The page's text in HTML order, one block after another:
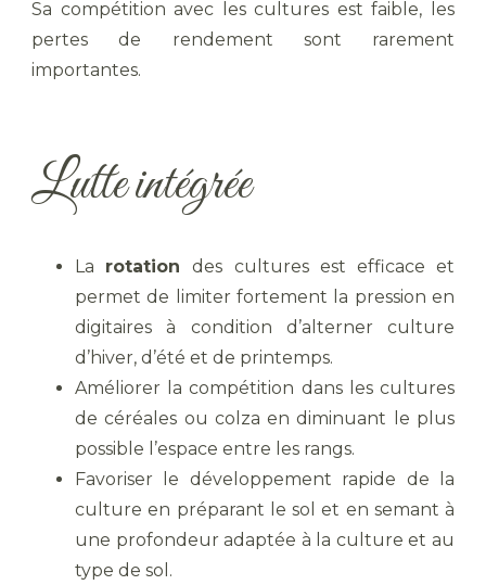
Sa compétition avec les cultures est faible, les
pertes de rendement sont rarement
importantes.
Lutte intégrée
La rotationdes cultures est efficace et
permet de limiter fortement la pression en
digitaires à condition d’alterner culture
d’hiver, d’été et de printemps.
Améliorer la compétition dans les cultures
de céréales ou colza en diminuant le plus
possible l’espace entre les rangs.
Favoriser le développement rapide de la
culture en préparant le sol et en semant à
une profondeur adaptée à la culture et au
type de sol.